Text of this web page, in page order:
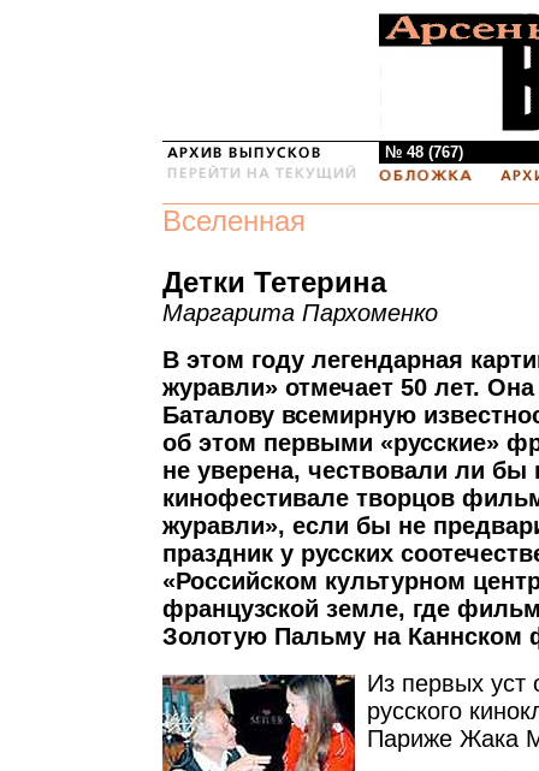
№ 48 (767)
Вселенная
Детки Тетерина
Маргарита Пархоменко
В этом году легендарная
журавли» отмечает 50 лет.
Баталову всемирную
об этом первыми «русские»
не уверена, чествовали ли бы
кинофестивале творцов
журавли», если бы не
праздник у русских
«Российском культурном
французской земле, где
Золотую Пальму на Каннском
Из первых уст
русского
Париже Жака